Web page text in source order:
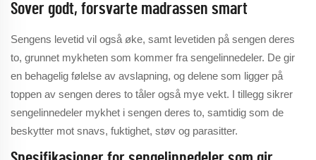
Sover godt, forsvarte madrassen smart
Sengens levetid vil også øke, samt levetiden på sengen deres
to, grunnet mykheten som kommer fra sengelinnedeler. De gir
en behagelig følelse av avslapning, og delene som ligger på
toppen av sengen deres to tåler også mye vekt. I tillegg sikrer
sengelinnedeler mykhet i sengen deres to, samtidig som de
beskytter mot snavs, fuktighet, støv og parasitter.